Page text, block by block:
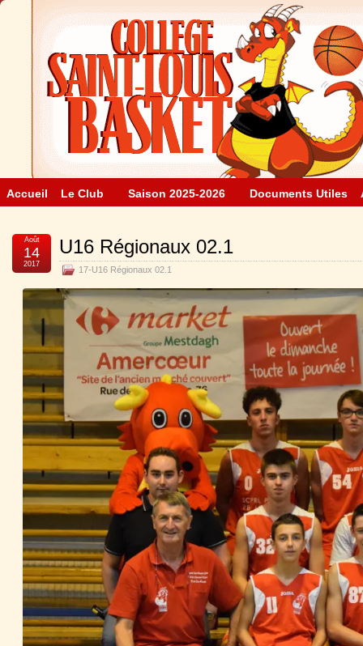
Accueil Le Club Saison 2025-2026 Documents Utiles
U16 Régionaux 02.1
17-U16 Régionaux 02.1
Août
14
2017